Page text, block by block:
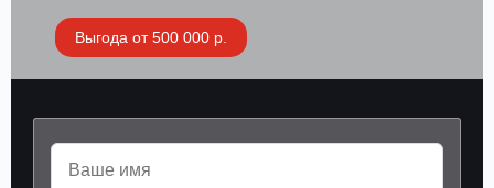
Выгода от 500 000 р.